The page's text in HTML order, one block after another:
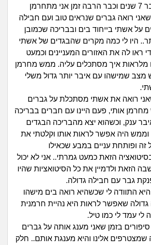
מה קורה כאן?
מתחם הטיפים
מדורים
היריון ולידה
הורות ומשפחה
מתבגרים
מהבקו"ם... ועד מתי?!
עבודה וקריירה
הרשמה | התחברות
אנחנו נשואים כבר 7 שנים וכבר הרבה זמן אני מתחרמן
רואה גברים שנראים טוב ועם חבילה
על אשתי בייחוד בים ובבריכה שכמובן
היו לי כמה מקרים שהבגדים של אשתי
ראו לה את האזורים המעניינים וכמעט
מלראות איך מסתכלים עליה. ממש מחרמן
מצב שמישהו עם איבר יותר גדול משלי
רואה את אשתי מסתכלת על גברים
אותי, פעם היינו עם חברים בבריכה
ענק, וכשהוא יצא מהבריכה הבגדים
וממש היה אפשר לראות אותו וקלטתי את
ופותחת עניים במבע שכאילו
הזאת כמעט גמרתי.. אני לא יכול
הזאת ולדמיין את כל הסיטואציות שהיו
גבר עם חבילה גדולה.
התוודה לי שכשהיא רואה בים מישהו
שאפשר לראות היא נהיית חרמנית
לי עמד לי כמו טיל.
בזמן שאני מענג אותה על גברים
שמצטרפים אלינו והיא מענגת אותם.. חלק